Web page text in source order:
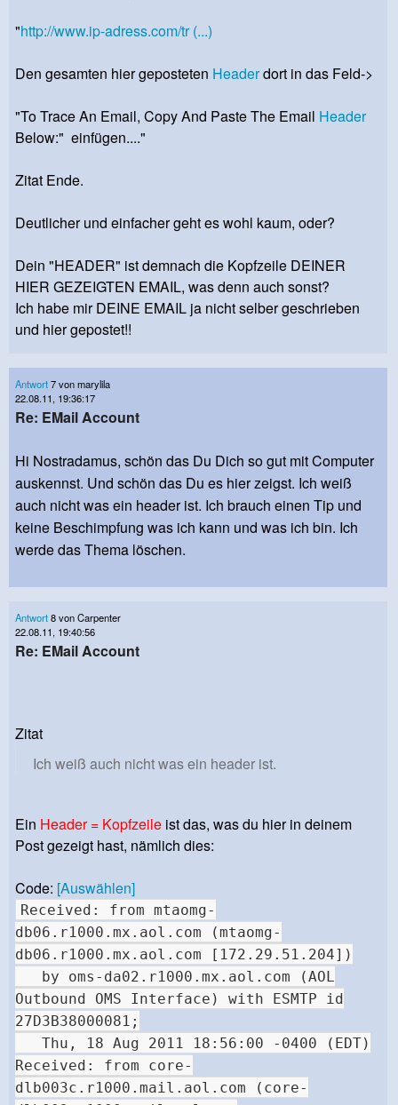
"http://www.ip-adress.com/tr (...)
Den gesamten hier geposteten Headerdort in das Feld->
"To Trace An Email, Copy And Paste The Email Header
Below:" einfügen...."
Zitat Ende.
Deutlicher und einfacher geht es wohl kaum, oder?
Dein "HEADER" ist demnach die Kopfzeile DEINER
HIER GEZEIGTEN EMAIL, was denn auch sonst?
Ich habe mir DEINE EMAIL ja nicht selber geschrieben
und hier gepostet!!
Antwort7 von marylila
22.08.11, 19:36:17
Re: EMail Account
Hi Nostradamus, schön das Du Dich so gut mit Computer
auskennst. Und schön das Du es hier zeigst. Ich weiß
auch nicht was ein header ist. Ich brauch einen Tip und
keine Beschimpfung was ich kann und was ich bin. Ich
werde das Thema löschen.
Antwort8 von Carpenter
22.08.11, 19:40:56
Re: EMail Account
Zitat
Ich weiß auch nicht was ein header ist.
Ein Header = Kopfzeile ist das, was du hier in deinem
Post gezeigt hast, nämlich dies:
Code: [Auswählen]
Received: from mtaomg-
db06.r1000.mx.aol.com (mtaomg-
db06.r1000.mx.aol.com [172.29.51.204])
by oms-da02.r1000.mx.aol.com (AOL
Outbound OMS Interface) with ESMTP id
27D3B38000081;
Thu, 18 Aug 2011 18:56:00 -0400 (EDT)
Received: from core-
dlb003c.r1000.mail.aol.com (core-